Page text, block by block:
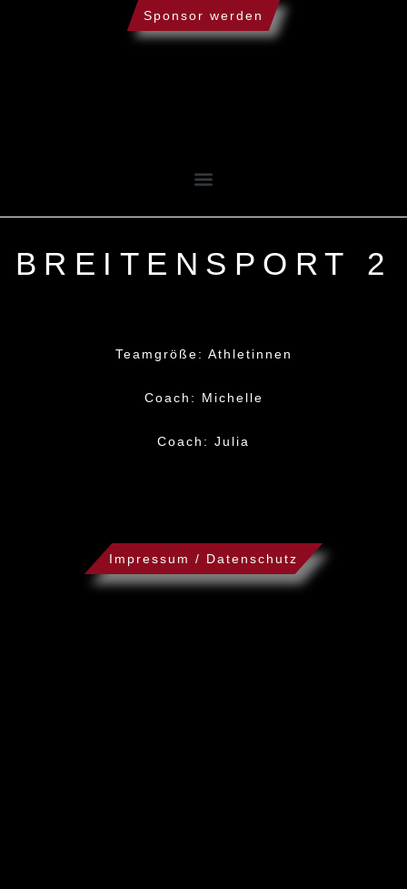
Sponsor werden
BREITENSPORT 2
Teamgröße: Athletinnen
Coach: Michelle
Coach: Julia
Impressum / Datenschutz